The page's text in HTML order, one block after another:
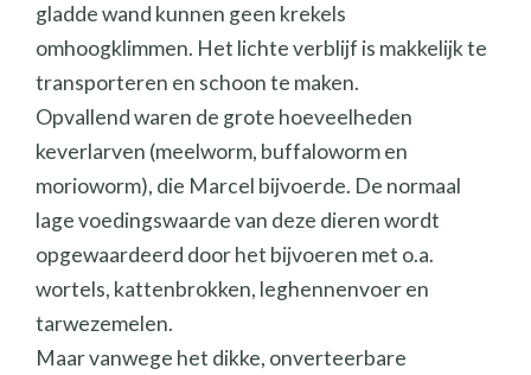
gladde wand kunnen geen krekels
omhoogklimmen. Het lichte verblijf is makkelijk te
transporteren en schoon te maken.
Opvallend waren de grote hoeveelheden
keverlarven (meelworm, buffaloworm en
morioworm), die Marcel bijvoerde. De normaal
lage voedingswaarde van deze dieren wordt
opgewaardeerd door het bijvoeren met o.a.
wortels, kattenbrokken, leghennenvoer en
tarwezemelen.
Maar vanwege het dikke, onverteerbare